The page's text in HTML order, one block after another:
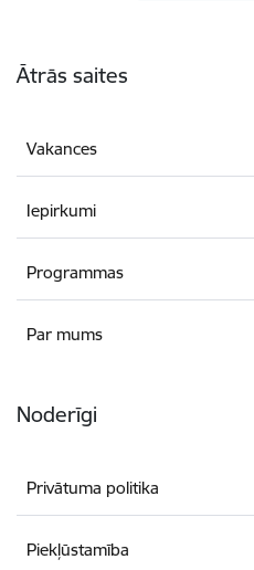
Ātrās saites
Vakances
Iepirkumi
Programmas
Par mums
Noderīgi
Privātuma politika
Piekļūstamība